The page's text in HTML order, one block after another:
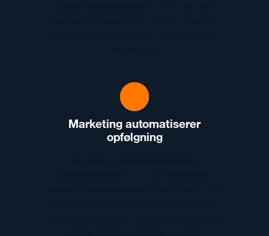
Marketing automatiserer
opfølgning